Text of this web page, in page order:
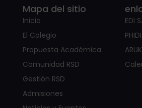
Mapa del sitio
Inicio
El Colegio
Propuesta Académica
Comunidad RSD
Gestión RSD
Admisiones
EDI